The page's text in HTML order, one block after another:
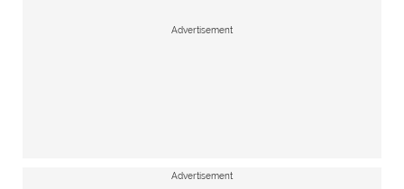
Advertisement
Advertisement